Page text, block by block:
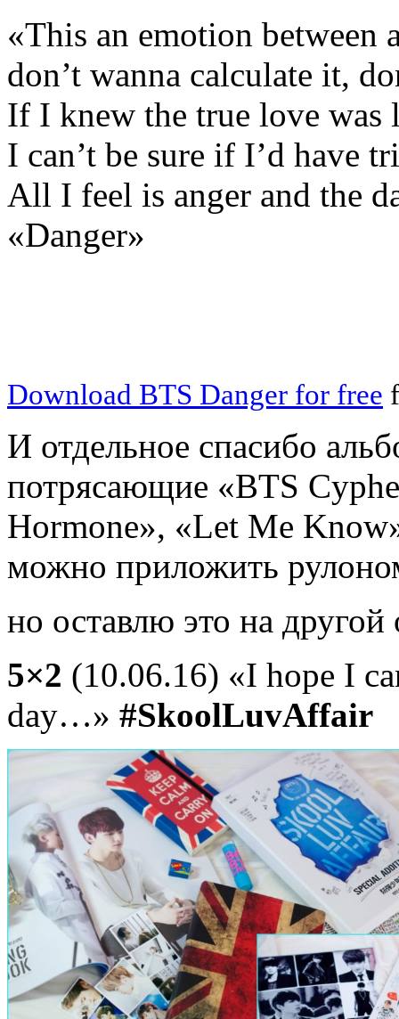
«This an emotion between
don’t wanna calculate it,
If I knew the true love was
I can’t be sure if I’d have
All I feel is anger and the
«Danger»
Download BTS Danger for free
И отдельное спасибо
потрясающие «BTS
Hormone», «Let Me
можно приложить
но оставлю это на
5×2 (10.06.16) «I hope I
day…» #SkoolLuvAffair